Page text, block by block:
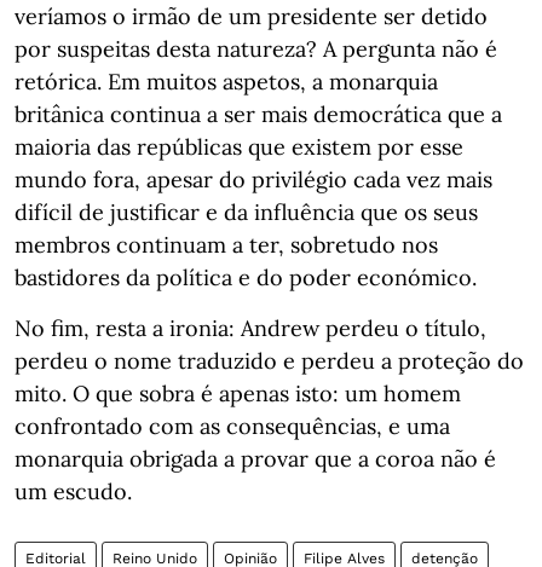
veríamos o irmão de um presidente ser detido
por suspeitas desta natureza? A pergunta não é
retórica. Em muitos aspetos, a monarquia
britânica continua a ser mais democrática que a
maioria das repúblicas que existem por esse
mundo fora, apesar do privilégio cada vez mais
difícil de justificar e da influência que os seus
membros continuam a ter, sobretudo nos
bastidores da política e do poder económico.
No fim, resta a ironia: Andrew perdeu o título,
perdeu o nome traduzido e perdeu a proteção do
mito. O que sobra é apenas isto: um homem
confrontado com as consequências, e uma
monarquia obrigada a provar que a coroa não é
um escudo.
Editorial Reino Unido Opinião Filipe Alves detenção